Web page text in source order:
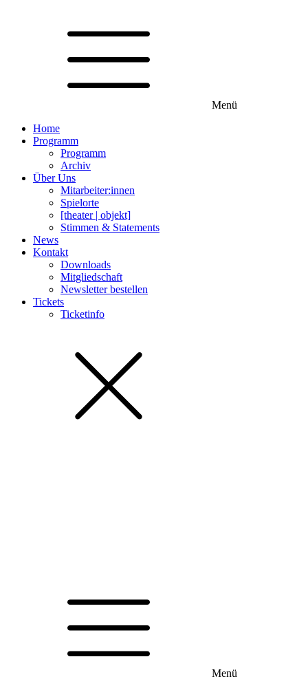
Menü
Home
Programm
Programm
Archiv
Über Uns
Mitarbeiter:innen
Spielorte
[theater | objekt]
Stimmen & Statements
News
Kontakt
Downloads
Mitgliedschaft
Newsletter bestellen
Tickets
Ticketinfo
Menü